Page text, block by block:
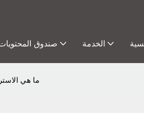
صندوق الخدمة
ما هي